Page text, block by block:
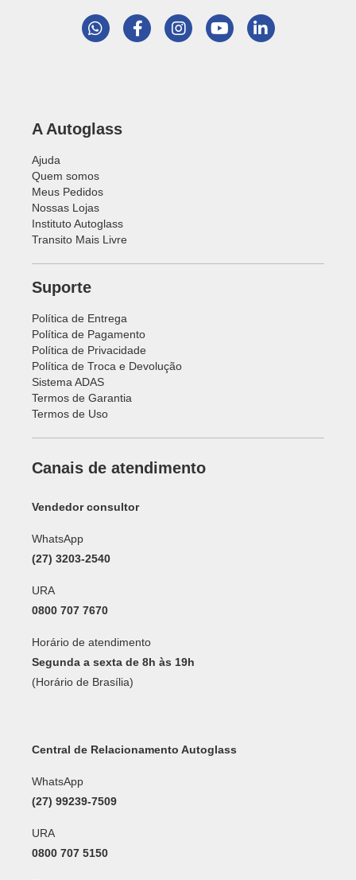
A Autoglass
Ajuda
Quem somos
Meus Pedidos
Nossas Lojas
Instituto Autoglass
Transito Mais Livre
Suporte
Política de Entrega
Política de Pagamento
Política de Privacidade
Política de Troca e Devolução
Sistema ADAS
Termos de Garantia
Termos de Uso
Canais de atendimento
Vendedor consultor
WhatsApp
(27) 3203-2540
URA
0800 707 7670
Horário de atendimento
Segunda a sexta de 8h às 19h
(Horário de Brasília)
Central de Relacionamento Autoglass
WhatsApp
(27) 99239-7509
URA
0800 707 5150